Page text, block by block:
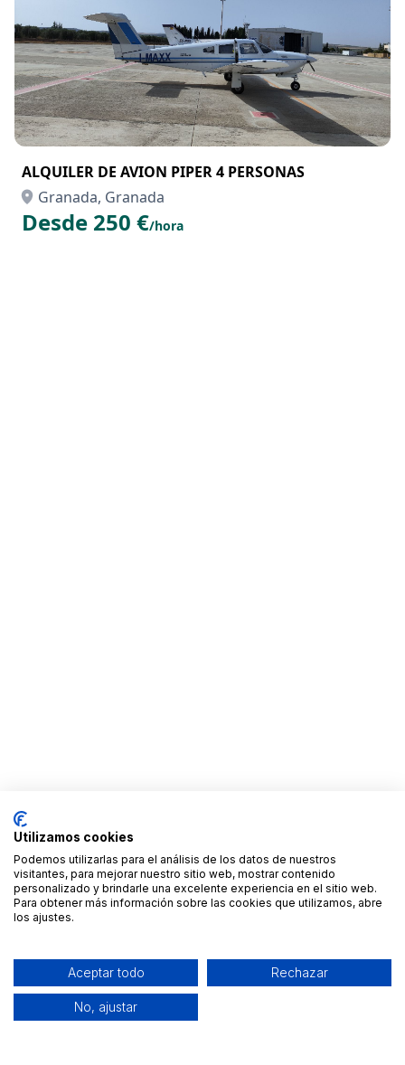
ALQUILER DE AVION PIPER 4 PERSONAS
Granada, Granada
Desde 250 €/hora
Utilizamos cookies
Podemos utilizarlas para el análisis de los datos de nuestros
visitantes, para mejorar nuestro sitio web, mostrar contenido
personalizado y brindarle una excelente experiencia en el sitio web.
Para obtener más información sobre las cookies que utilizamos, abre
los ajustes.
Aceptar todo Rechazar
No, ajustar